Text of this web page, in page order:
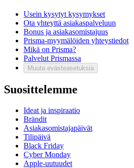
Usein kysytyt kysymykset
Ota yhteyttä asiakaspalveluun
Bonus ja asiakasomistajuus
Prisma-myymälöiden yhteystiedot
Mikä on Prisma?
Palvelut Prismassa
Muuta evästeasetuksia
Suosittelemme
Ideat ja inspiraatio
Brändit
Asiakasomistajapäivät
Tilipäivä
Black Friday
Cyber Monday
Apple-uutuudet